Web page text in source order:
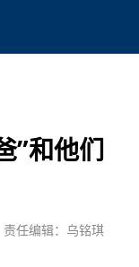
”和他们
责任编辑：乌铭琪